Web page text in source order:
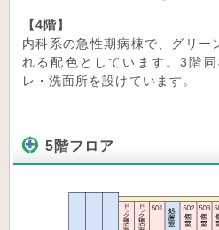
【4階】
内科系の急性期病棟で、グリー
れる配色としています。3階
レ・洗面所を設けています。
5階フロア